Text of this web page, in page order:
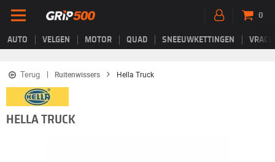
AUTO VELGEN MOTOR QUAD SNEEUWKETTINGEN
0
Terug Ruitenwissers Hella Truck
HELLA TRUCK